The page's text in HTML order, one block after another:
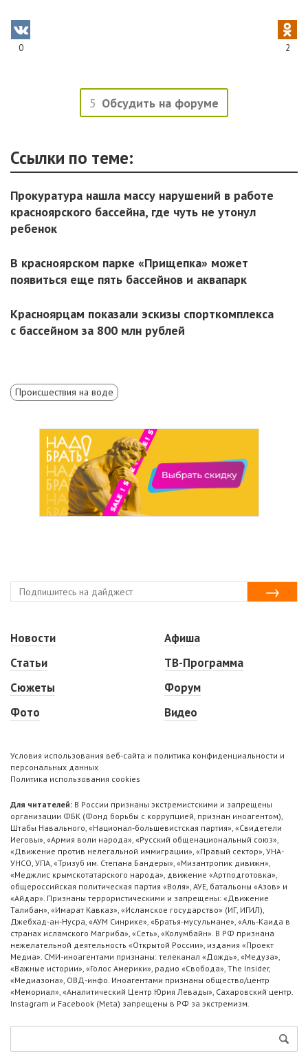
0 2
5 Обсудить на форуме
Ссылки по теме:
Прокуратура нашла массу нарушений в работе
красноярского бассейна, где чуть не утонул
ребенок
В красноярском парке «Прищепка» может
появиться еще пять бассейнов и аквапарк
Красноярцам показали эскизы спорткомплекса
с бассейном за 800 млн рублей
Происшествия на воде
Новости
Статьи
Сюжеты
Фото
Афиша
ТВ-Программа
Форум
Видео
Условия использования веб-сайта и политика конфиденциальности и
персональных данных
Политика использования cookies
Для читателей: В России признаны экстремистскими и запрещены
организации ФБК (Фонд борьбы с коррупцией, признан иноагентом),
Штабы Навального, «Национал-большевистская партия», «Свидетели
Иеговы», «Армия воли народа», «Русский общенациональный союз»,
«Движение против нелегальной иммиграции», «Правый сектор», УНА-
УНСО, УПА, «Тризуб им. Степана Бандеры», «Мизантропик дивижн»,
«Меджлис крымскотатарского народа», движение «Артподготовка»,
общероссийская политическая партия «Воля», АУЕ, батальоны «Азов» и
«Айдар». Признаны террористическими и запрещены: «Движение
Талибан», «Имарат Кавказ», «Исламское государство» (ИГ, ИГИЛ),
Джебхад-ан-Нусра, «АУМ Синрике», «Братья-мусульмане», «Аль-Каида в
странах исламского Магриба», «Сеть», «Колумбайн». В РФ признана
нежелательной деятельность «Открытой России», издания «Проект
Медиа». СМИ-иноагентами признаны: телеканал «Дождь», «Медуза»,
«Важные истории», «Голос Америки», радио «Свобода», The Insider,
«Медиазона», ОВД-инфо. Иноагентами признаны общество/центр
«Мемориал», «Аналитический Центр Юрия Левады», Сахаровский центр.
Instagram и Facebook (Metа) запрещены в РФ за экстремизм.